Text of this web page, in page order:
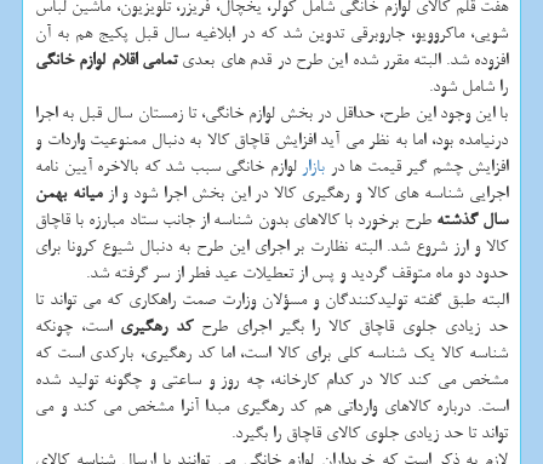
هفت قلم کالای لوازم خانگی شامل کولر، یخچال، فریزر، تلویزیون، ماشین لباس
شویی، ماکروویو، جاروبرقی تدوین شد که در ابلاغیه سال قبل پکیج هم به آن
افزوده شد. البته مقرر شده این طرح در قدم های بعدیتمامی اقلام لوازم خانگی
را شامل شود.
با این وجود این طرح، حداقل در بخش لوازم خانگی، تا زمستان سال قبل به اجرا
درنیامده بود، اما به نظر می آید افزایش قاچاق کالا به دنبال ممنوعیت واردات و
افزایش چشم گیر قیمت ها در بازار لوازم خانگی سبب شد که بالاخره آیین نامه
اجرایی شناسه های کالا و رهگیری کالا در این بخش اجرا شود و از میانه بهمن
سال گذشته طرح برخورد با کالاهای بدون شناسه از جانب ستاد مبارزه با قاچاق
کالا و ارز شروع شد. البته نظارت بر اجرای این طرح به دنبال شیوع کرونا برای
حدود دو ماه متوقف گردید و پس از تعطیلات عید فطر از سر گرفته شد.
البته طبق گفته تولیدکنندگان و مسؤلان وزارت صمت راهکاری که می تواند تا
حد زیادی جلوی قاچاق کالا را بگیر اجرای طرحکد رهگیری است، چونکه
شناسه کالا یک شناسه کلی برای کالا است، اما کد رهگیری، بارکدی است که
مشخص می کند کالا در کدام کارخانه، چه روز و ساعتی و چگونه تولید شده
است. درباره کالاهای وارداتی هم کد رهگیری مبدا آنرا مشخص می کند و می
تواند تا حد زیادی جلوی کالای قاچاق را بگیرد.